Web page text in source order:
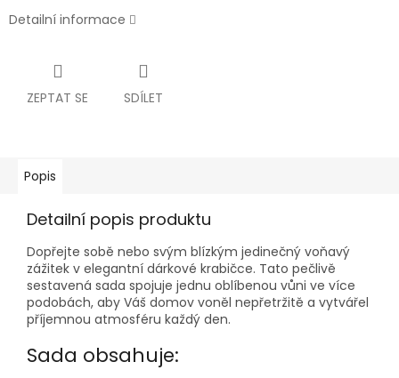
Detailní informace
ZEPTAT SE SDÍLET
Popis
Detailní popis produktu
Dopřejte sobě nebo svým blízkým jedinečný voňavý
zážitek v elegantní dárkové krabičce. Tato pečlivě
sestavená sada spojuje jednu oblíbenou vůni ve více
podobách, aby Váš domov voněl nepřetržitě a vytvářel
příjemnou atmosféru každý den.
Sada obsahuje: